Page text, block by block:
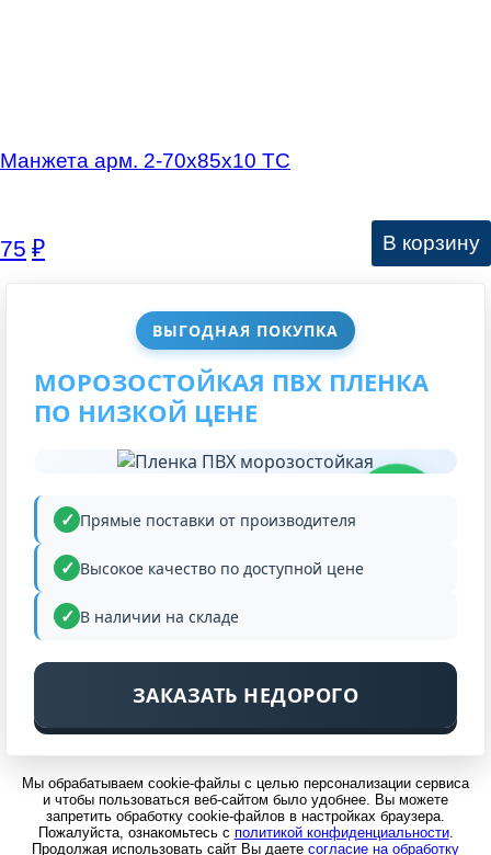
ВЫГОДНАЯ ПОКУПКА
МОРОЗОСТОЙКАЯ ПВХ ПЛЕНКА
ПО НИЗКОЙ ЦЕНЕ
Прямые поставки от производителя
Высокое качество по доступной цене
В наличии на складе
ЗАКАЗАТЬ НЕДОРОГО
Манжета арм. 2-70х85х10 ТС
75 ₽ В корзину
Мы обрабатываем cookie-файлы с целью персонализации сервиса
и чтобы пользоваться веб-сайтом было удобнее. Вы можете
запретить обработку cookie-файлов в настройках браузера.
Пожалуйста, ознакомьтесь с политикой конфиденциальности.
Продолжая использовать сайт Вы даете согласие на обработку